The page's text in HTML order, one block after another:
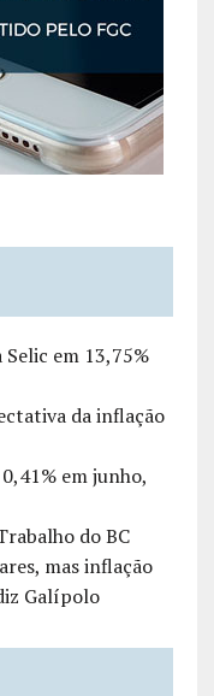
em 13,75%
da inflação
em junho,
do BC
mas inflação
Galípolo